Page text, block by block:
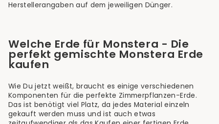
Herstellerangaben auf dem jeweiligen Dünger.
Welche Erde für Monstera - Die
perfekt gemischte Monstera Erde
kaufen
Wie Du jetzt weißt, braucht es einige verschiedenen
Komponenten für die perfekte Zimmerpflanzen-Erde.
Das ist benötigt viel Platz, da jedes Material einzeln
gekauft werden muss und ist auch etwas